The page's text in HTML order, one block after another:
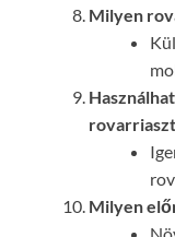
Milyen
Milyen